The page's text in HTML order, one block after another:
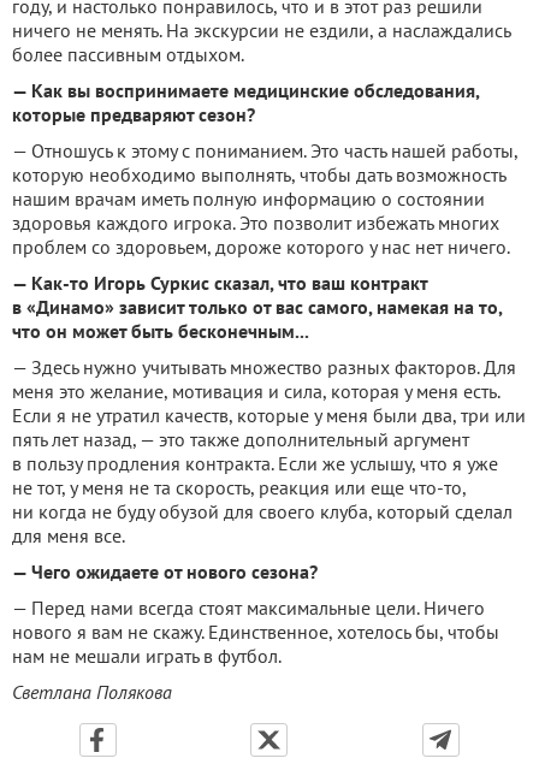
году, и настолько понравилось, что и в этот раз решили
ничего не менять. На экскурсии не ездили, а наслаждались
более пассивным отдыхом.
— Как вы воспринимаете медицинские обследования,
которые предваряют сезон?
— Отношусь к этому с пониманием. Это часть нашей работы,
которую необходимо выполнять, чтобы дать возможность
нашим врачам иметь полную информацию о состоянии
здоровья каждого игрока. Это позволит избежать многих
проблем со здоровьем, дороже которого у нас нет ничего.
— Как-то Игорь Суркис сказал, что ваш контракт
в «Динамо» зависит только от вас самого, намекая на то,
что он может быть бесконечным...
— Здесь нужно учитывать множество разных факторов. Для
меня это желание, мотивация и сила, которая у меня есть.
Если я не утратил качеств, которые у меня были два, три или
пять лет назад, — это также дополнительный аргумент
в пользу продления контракта. Если же услышу, что я уже
не тот, у меня не та скорость, реакция или еще что-то,
ни когда не буду обузой для своего клуба, который сделал
для меня все.
— Чего ожидаете от нового сезона?
— Перед нами всегда стоят максимальные цели. Ничего
нового я вам не скажу. Единственное, хотелось бы, чтобы
нам не мешали играть в футбол.
Светлана Полякова